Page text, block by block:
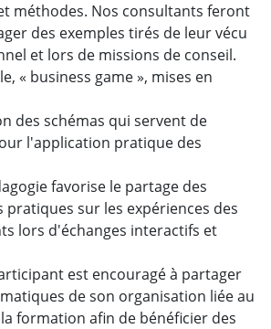
méthodes. Nos consultants feront
des exemples tirés de leur vécu
et lors de missions de conseil.
« business game », mises en
des schémas qui servent de
l'application pratique des
favorise le partage des
pratiques sur les expériences des
lors d'échanges interactifs et
est encouragé à partager
de son organisation liée au
formation afin de bénéficier des